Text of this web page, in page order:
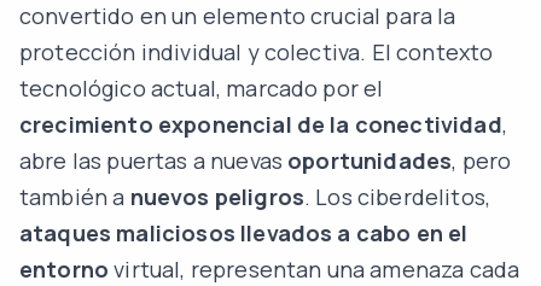
convertido en un elemento crucial para la
protección individual y colectiva. El contexto
tecnológico actual, marcado por el
crecimiento exponencial de la conectividad,
abre las puertas a nuevas oportunidades, pero
también a nuevos peligros. Los ciberdelitos,
ataques maliciosos llevados a cabo en el
entorno virtual, representan una amenaza cada